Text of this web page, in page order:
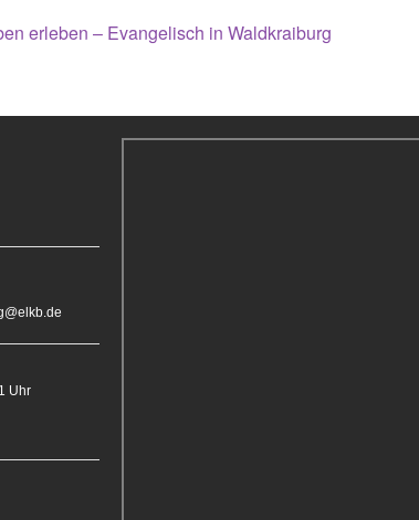
erleben – Evangelisch in Waldkraiburg
Uhr